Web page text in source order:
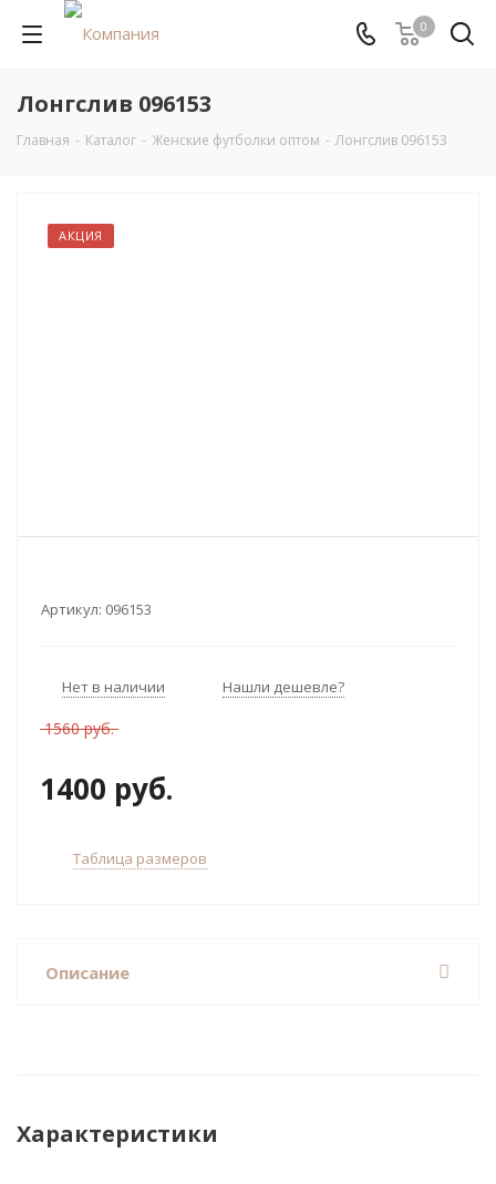
0
Лонгслив 096153
Главная - Каталог - Женские футболки оптом - Лонгслив 096153
АКЦИЯ
Артикул: 096153
Нет в наличии Нашли дешевле?
1560 руб.
1400 руб.
Таблица размеров
Описание
Характеристики